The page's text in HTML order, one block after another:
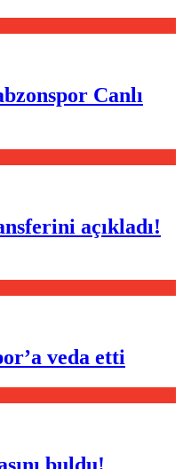
Canlı
açıkladı!
veda etti